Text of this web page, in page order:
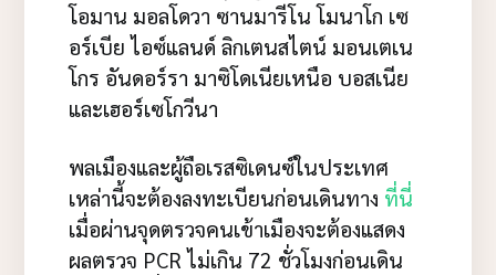
โอมาน มอลโดวา ซานมารีโน โมนาโก เซ
อร์เบีย ไอซ์แลนด์ ลิกเตนสไตน์ มอนเตเน
โกร อันดอร์รา มาซิโดเนียเหนือ บอสเนีย
และเฮอร์เซโกวีนา
พลเมืองและผู้ถือเรสซิเดนซ์ในประเทศ
เหล่านี้จะต้องลงทะเบียนก่อนเดินทาง ที่นี่
เมื่อผ่านจุดตรวจคนเข้าเมืองจะต้องแสดง
ผลตรวจ PCR ไม่เกิน 72 ชั่วโมงก่อนเดิน